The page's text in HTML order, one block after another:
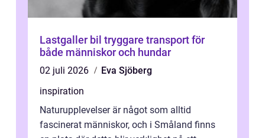
Lastgaller bil tryggare transport för
både människor och hundar
02 juli 2026
Eva Sjöberg
inspiration
Naturupplevelser är något som alltid
fascinerat människor, och i Småland finns